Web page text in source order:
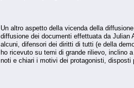
Un altro aspetto della vicenda della
diffusione dei documenti effettuata da Julian
alcuni, difensori dei diritti di tutti (e della
ho ricevuto su temi di grande rilievo, inclino
noti e chiari i motivi dei protagonisti,